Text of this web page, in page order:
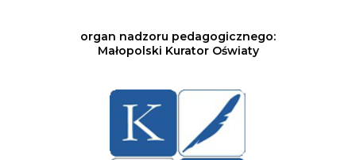
organ nadzoru pedagogicznego:
Małopolski Kurator Oświaty